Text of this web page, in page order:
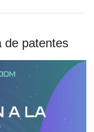
de patentes